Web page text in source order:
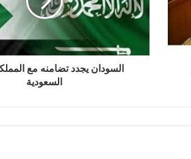
السودان يجدد تضامنه مع
السعودية